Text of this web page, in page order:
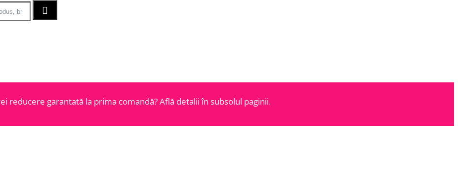
reducere garantată la prima comandă? Află detalii în subsolul paginii.